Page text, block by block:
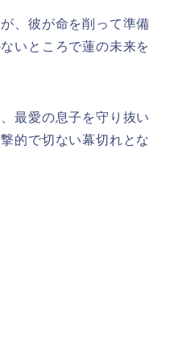
、彼が命を削って準備
いところで蓮の未来を
最愛の息子を守り抜い
的で切ない幕切れとな